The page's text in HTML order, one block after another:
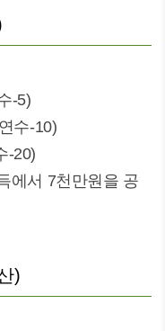
-5)
수-10)
-20)
에서 7천만원을 공
)